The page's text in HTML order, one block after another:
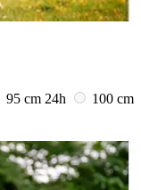
95 cm 24h
100 cm